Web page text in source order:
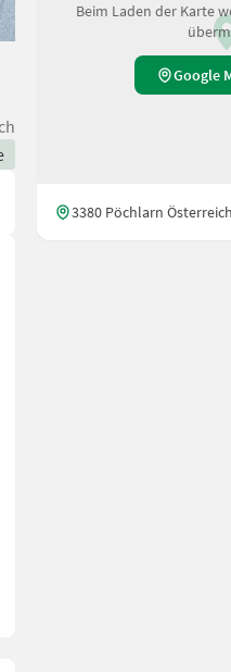
Beim Laden der Karte
Google
3380 Pöchlarn Österreich